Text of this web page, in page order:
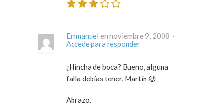
Emmanuel
en noviembre 9, 2008 ·
Accede para responder
¿Hincha de boca? Bueno, alguna
falla debías tener, Martín 😉
Abrazo.